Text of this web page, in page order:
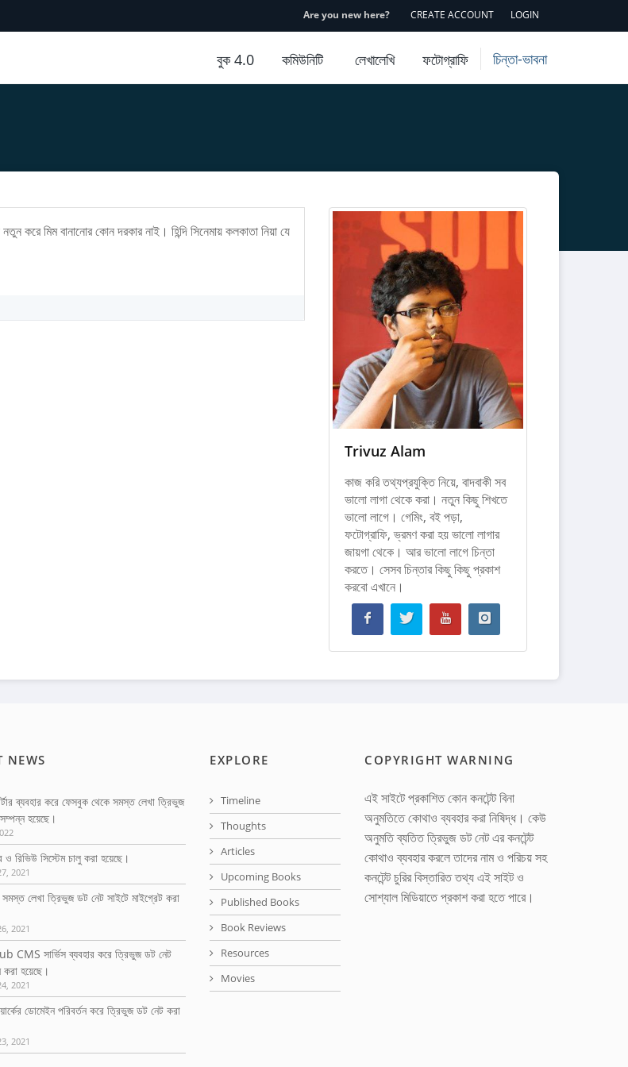
Are you new here? CREATE ACCOUNT LOGIN
চিন্তা-ভাবনা
বুক 4.0 কমিউনিটি লেখালেখি ফটোগ্রাফি
করে মিম বানানোর কোন দরকার নাই। হিন্দি সিনেমায় কলকাতা নিয়া যে
Trivuz Alam
কাজ করি তথ্যপ্রযুক্তি নিয়ে, বাদবাকী সব
ভালো লাগা থেকে করা। নতুন কিছু শিখতে
ভালো লাগে। গেমিং, বই পড়া,
ফটোগ্রাফি, ভ্রমণ করা হয় ভালো লাগার
জায়গা থেকে। আর ভালো লাগে চিন্তা
করতে। সেসব চিন্তার কিছু কিছু প্রকাশ
করবো এখানে।
NEWS
ব্যবহার করে ফেসবুক থেকে সমস্ত লেখা ত্রিভুজ
হয়েছে।
ও রিভিউ সিস্টেম চালু করা হয়েছে।
2021
লেখা ত্রিভুজ ডট নেট সাইটে মাইগ্রেট করা
2021
সার্ভিস ব্যবহার করে ত্রিভুজ ডট নেট
হয়েছে।
2021
ডোমেইন পরিবর্তন করে ত্রিভুজ ডট নেট করা
2021
EXPLORE
Timeline
Thoughts
Articles
Upcoming Books
Published Books
Book Reviews
Resources
Movies
COPYRIGHT WARNING
এই সাইটে প্রকাশিত কোন কনটেন্ট বিনা
অনুমতিতে কোথাও ব্যবহার করা নিষিদ্ধ। কেউ
অনুমতি ব্যতিত ত্রিভুজ ডট নেট এর কনটেন্ট
কোথাও ব্যবহার করলে তাদের নাম ও পরিচয় সহ
কনটেন্ট চুরির বিস্তারিত তথ্য এই সাইট ও
সোশ্যাল মিডিয়াতে প্রকাশ করা হতে পারে।